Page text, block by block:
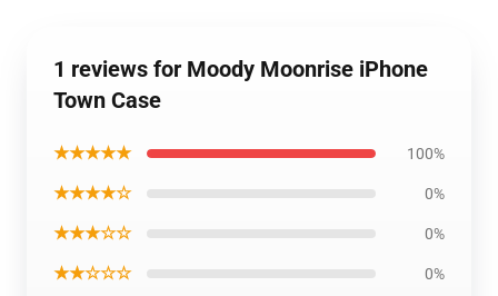
1 reviews for Moody Moonrise iPhone
Town Case
★★★★★ 100%
★★★★☆ 0%
★★★☆☆ 0%
★★☆☆☆ 0%